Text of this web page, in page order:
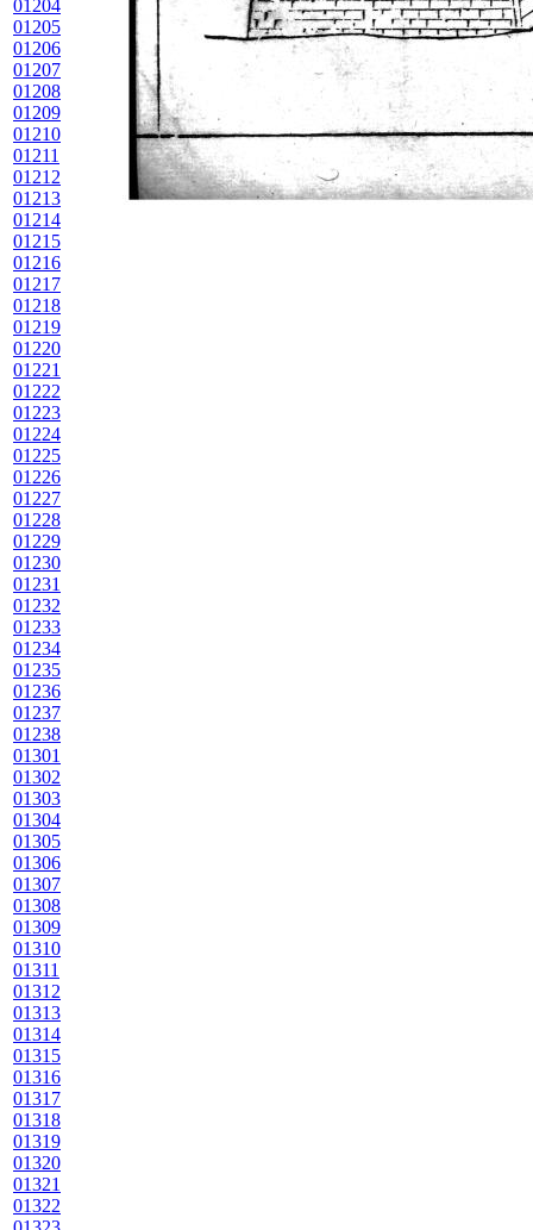
01204
01205
01206
01207
01208
01209
01210
01211
01212
01213
01214
01215
01216
01217
01218
01219
01220
01221
01222
01223
01224
01225
01226
01227
01228
01229
01230
01231
01232
01233
01234
01235
01236
01237
01238
01301
01302
01303
01304
01305
01306
01307
01308
01309
01310
01311
01312
01313
01314
01315
01316
01317
01318
01319
01320
01321
01322